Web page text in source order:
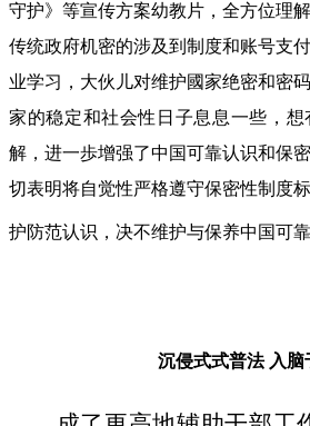
守护》等宣传方案幼教片，全方位理
传统政府机密的涉及到制度和账号支
业学习，大伙儿对维护國家绝密和密
家的稳定和社会性日子息息一些，
解，进一歩增强了中国可靠认识和保
切表明将自觉性严格遵守保密性制度
护防范认识，决不维护与保养中国可靠
沉侵式式普法 入脑